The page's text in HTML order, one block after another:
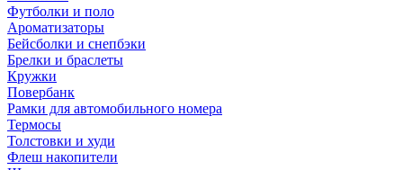
Футболки и поло
Ароматизаторы
Бейсболки и снепбэки
Брелки и браслеты
Кружки
Повербанк
Рамки для автомобильного номера
Термосы
Толстовки и худи
Флеш накопители